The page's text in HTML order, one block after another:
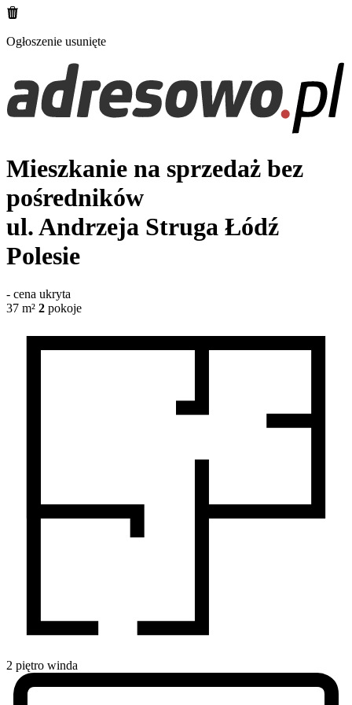
Ogłoszenie usunięte
Mieszkanie na sprzedaż bez
pośredników
ul. Andrzeja Struga Łódź
Polesie
- cena ukryta
37 m² 2 pokoje
2 piętro winda